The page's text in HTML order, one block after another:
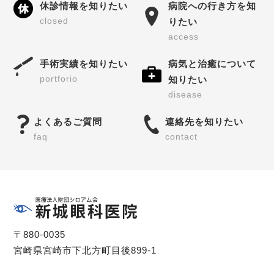
休診情報を知りたい
closed
病院への行き方を知
りたい
access
手術実績を知りたい
portforio
病気と治癒について
知りたい
disease
よくあるご質問
faq
連絡先を知りたい
contact
〒880-0035
宮崎県宮崎市下北方町目後899-1